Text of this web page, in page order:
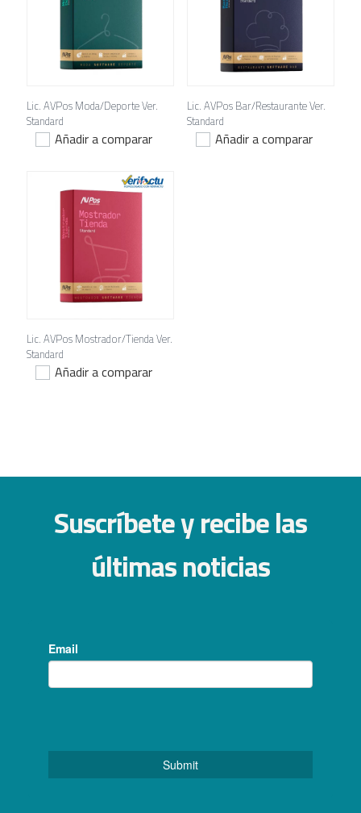
Lic. AVPos Moda/Deporte Ver.
Standard
Añadir a comparar
Lic. AVPos Bar/Restaurante Ver.
Standard
Añadir a comparar
Lic. AVPos Mostrador/Tienda Ver.
Standard
Añadir a comparar
Suscríbete y recibe las
últimas noticias